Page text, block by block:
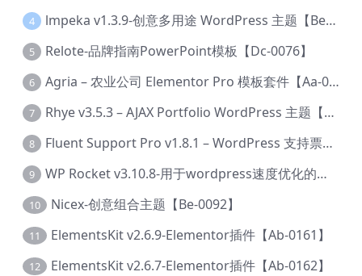
4 lmpeka v1.3.9-创意多用途 WordPress 主题【Be-0064】
5 Relote-品牌指南PowerPoint模板【Dc-0076】
6 Agria – 农业公司 Elementor Pro 模板套件【Aa-0003】
7 Rhye v3.5.3 – AJAX Portfolio WordPress 主题【Bi-0049】
8 Fluent Support Pro v1.8.1 – WordPress 支持票务系统【Cc-0041】
9 WP Rocket v3.10.8-用于wordpress速度优化的缓存加速插件【Cd-0019】
10 Nicex-创意组合主题【Be-0092】
11 ElementsKit v2.6.9-Elementor插件【Ab-0161】
12 ElementsKit v2.6.7-Elementor插件【Ab-0162】